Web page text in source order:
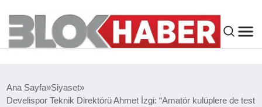
SIYASET
Ana Sayfa Siyaset
Develispor Teknik Direktörü Ahmet İzgi: “Amatör kulüplere de test